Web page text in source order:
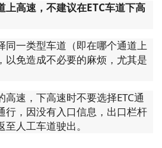
上高速，不建议在ETC车道下高
同一类型车道（即在哪个通道上
以免造成不必要的麻烦，尤其是
速，下高速时不要选择ETC通
行，因没有入口信息，出口栏杆
人工车道驶出。